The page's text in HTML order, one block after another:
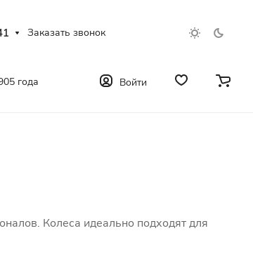
Заказать звонок
года Войти
Колеса идеально подходят для